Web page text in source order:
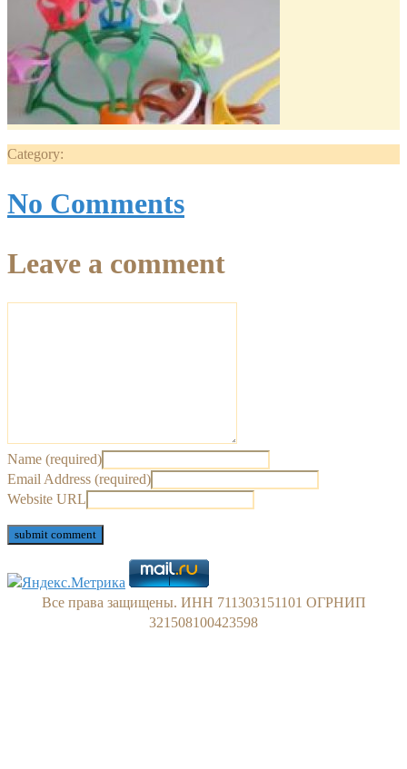
Category:
No Comments
Leave a comment
Name (required)
Email Address (required)
Website URL
Все права защищены. ИНН 711303151101 ОГРНИП
321508100423598